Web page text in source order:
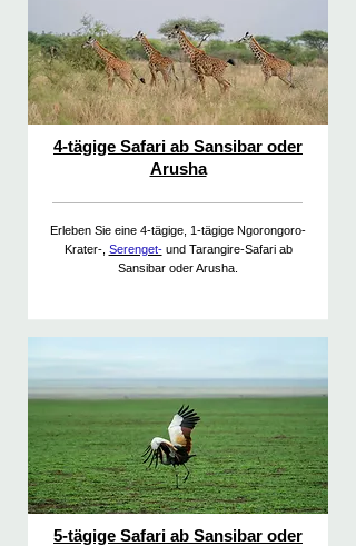
4-tägige Safari ab Sansibar oder
Arusha
Erleben Sie eine 4-tägige, 1-tägige Ngorongoro-
Krater-, Serenget-und Tarangire-Safari ab
Sansibar oder Arusha.
5-tägige Safari ab Sansibar oder